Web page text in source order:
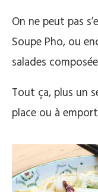
On ne peut pas
Soupe Pho, ou
salades
Tout ça, plus un
place ou à